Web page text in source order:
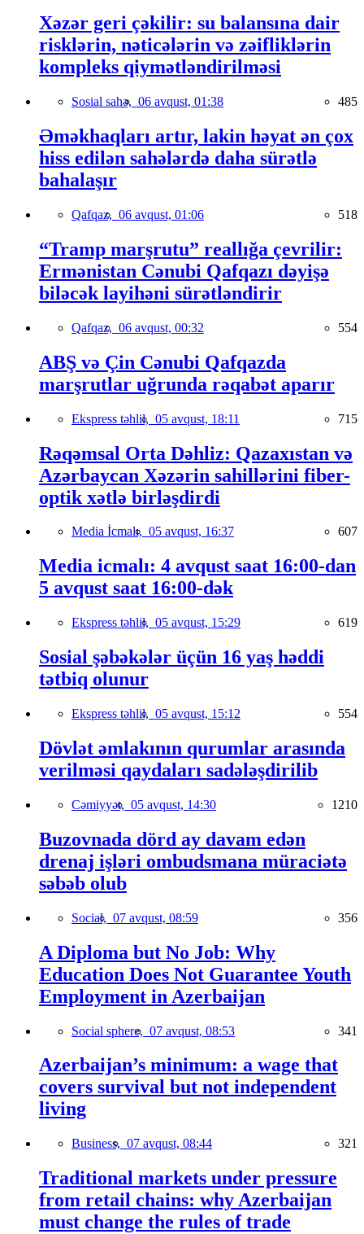
Xəzər geri çəkilir: su balansına dair
risklərin, nəticələrin və zəifliklərin
kompleks qiymətləndirilməsi
Sosial sahə, 06 avqust, 01:38 485
Əməkhaqları artır, lakin həyat ən çox
hiss edilən sahələrdə daha sürətlə
bahalaşır
Qafqaz, 06 avqust, 01:06 518
“Tramp marşrutu” reallığa çevrilir:
Ermənistan Cənubi Qafqazı dəyişə
biləcək layihəni sürətləndirir
Qafqaz, 06 avqust, 00:32 554
ABŞ və Çin Cənubi Qafqazda
marşrutlar uğrunda rəqabət aparır
Ekspress təhlil, 05 avqust, 18:11 715
Rəqəmsal Orta Dəhliz: Qazaxıstan və
Azərbaycan Xəzərin sahillərini fiber-
optik xətlə birləşdirdi
Media İcmalı, 05 avqust, 16:37 607
Media icmalı: 4 avqust saat 16:00-dan
5 avqust saat 16:00-dək
Ekspress təhlil, 05 avqust, 15:29 619
Sosial şəbəkələr üçün 16 yaş həddi
tətbiq olunur
Ekspress təhlil, 05 avqust, 15:12 554
Dövlət əmlakının qurumlar arasında
verilməsi qaydaları sadələşdirilib
Cəmiyyət, 05 avqust, 14:30 1210
Buzovnada dörd ay davam edən
drenaj işləri ombudsmana müraciətə
səbəb olub
Social, 07 avqust, 08:59 356
A Diploma but No Job: Why
Education Does Not Guarantee Youth
Employment in Azerbaijan
Social sphere, 07 avqust, 08:53 341
Azerbaijan’s minimum: a wage that
covers survival but not independent
living
Business, 07 avqust, 08:44 321
Traditional markets under pressure
from retail chains: why Azerbaijan
must change the rules of trade